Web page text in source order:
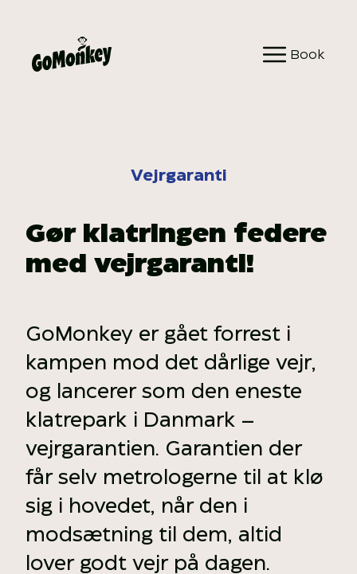
indhold
Book
Vejrgaranti
Gør klatringen federe
med vejrgaranti!
GoMonkey er gået forrest i
kampen mod det dårlige vejr,
og lancerer som den eneste
klatrepark i Danmark –
vejrgarantien. Garantien der
får selv metrologerne til at klø
sig i hovedet, når den i
modsætning til dem, altid
lover godt vejr på dagen.